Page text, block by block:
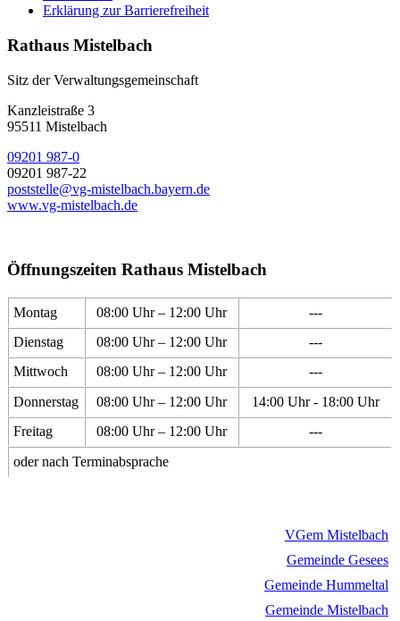
Erklärung zur Barrierefreiheit
Rathaus Mistelbach
Sitz der Verwaltungsgemeinschaft
Kanzleistraße 3
95511 Mistelbach
09201 987-0
09201 987-22
poststelle@vg-mistelbach.bayern.de
www.vg-mistelbach.de
Öffnungszeiten Rathaus Mistelbach
Montag 08:00 Uhr – 12:00 Uhr
---
Dienstag
08:00 Uhr – 12:00 Uhr
---
Mittwoch
08:00 Uhr – 12:00 Uhr
---
Donnerstag
08:00 Uhr – 12:00 Uhr
14:00 Uhr - 18:00 Uhr
Freitag
08:00 Uhr – 12:00 Uhr
---
oder nach Terminabsprache
VGem Mistelbach
Gemeinde Gesees
Gemeinde Hummeltal
Gemeinde Mistelbach